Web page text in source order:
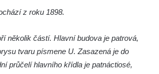
Chřibské
Chřibské
Chřibské
z roku 1898.
několik částí. Hlavní budova je patrová,
tvaru písmene U. Zasazená je do
průčelí hlavního křídla je patnáctiosé,